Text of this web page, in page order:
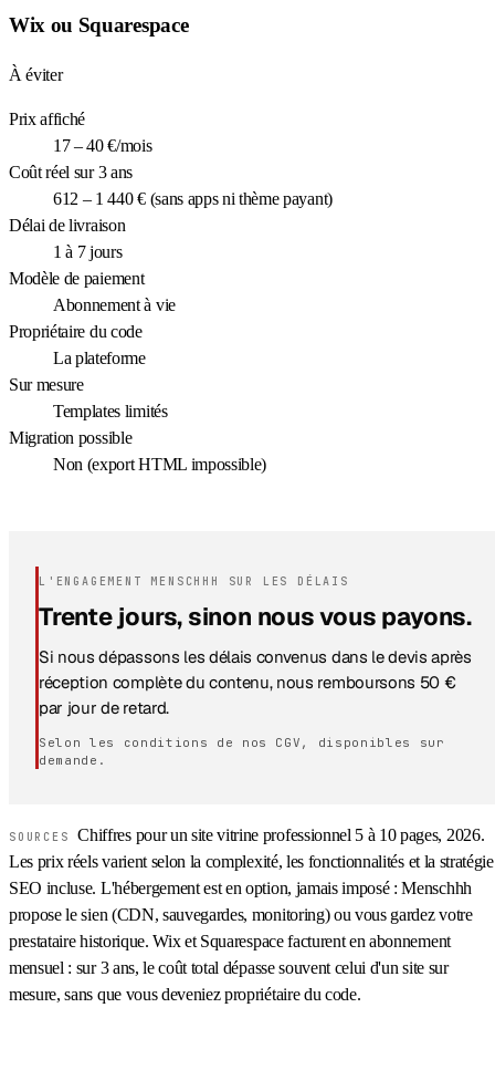
Wix ou Squarespace
À éviter
Prix affiché
17 – 40 €/mois
Coût réel sur 3 ans
612 – 1 440 € (sans apps ni thème payant)
Délai de livraison
1 à 7 jours
Modèle de paiement
Abonnement à vie
Propriétaire du code
La plateforme
Sur mesure
Templates limités
Migration possible
Non (export HTML impossible)
L'ENGAGEMENT MENSCHHH SUR LES DÉLAIS
Trente jours, sinon nous vous payons.
Si nous dépassons les délais convenus dans le devis après
réception complète du contenu, nous remboursons 50 €
par jour de retard.
Selon les conditions de nos CGV, disponibles sur
demande.
SOURCESChiffres pour un site vitrine professionnel 5 à 10 pages, 2026.
Les prix réels varient selon la complexité, les fonctionnalités et la stratégie
SEO incluse. L'hébergement est en option, jamais imposé : Menschhh
propose le sien (CDN, sauvegardes, monitoring) ou vous gardez votre
prestataire historique. Wix et Squarespace facturent en abonnement
mensuel : sur 3 ans, le coût total dépasse souvent celui d'un site sur
mesure, sans que vous deveniez propriétaire du code.